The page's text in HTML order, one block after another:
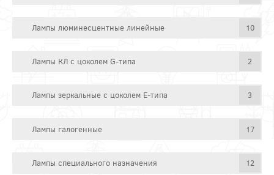
Лампы люминесцентные линейные 10
Лампы КЛ с цоколем G-типа 2
Лампы зеркальные с цоколем E-типа 3
Лампы галогенные 17
Лампы специального назначения 12